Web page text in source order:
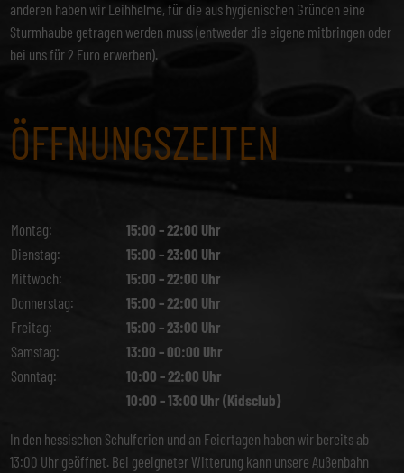
anderen haben wir Leihhelme, für die aus hygienischen Gründen eine
Sturmhaube getragen werden muss (entweder die eigene mitbringen oder
bei uns für 2 Euro erwerben).
ÖFFNUNGSZEITEN
Montag:
15:00 – 22:00 Uhr
Dienstag:
15:00 – 23:00 Uhr
Mittwoch:
15:00 – 22:00 Uhr
Donnerstag:
15:00 – 22:00 Uhr
Freitag:
15:00 – 23:00 Uhr
Samstag:
13:00 – 00:00 Uhr
Sonntag:
10:00 – 22:00 Uhr
10:00 – 13:00 Uhr (Kidsclub)
In den hessischen Schulferien und an Feiertagen haben wir bereits ab
13:00 Uhr geöffnet. Bei geeigneter Witterung kann unsere Außenbahn